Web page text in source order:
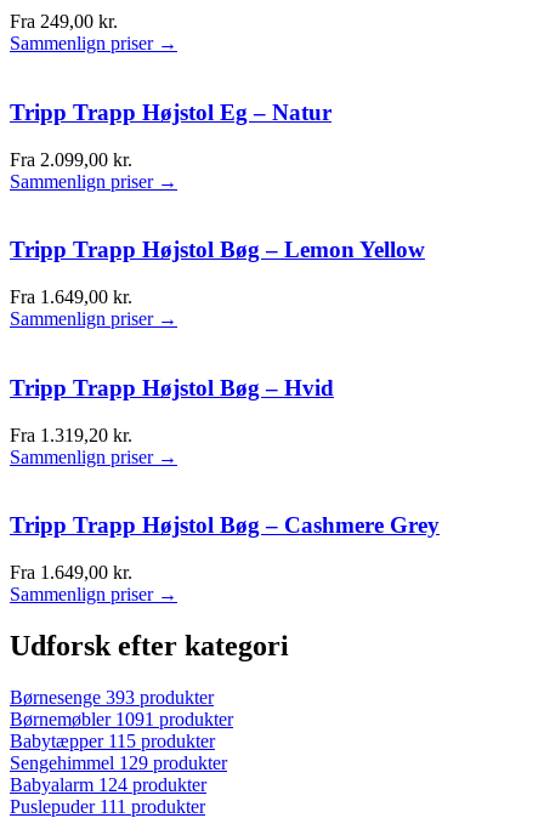
Fra 249,00 kr.
Sammenlign priser →
Tripp Trapp Højstol Eg – Natur
Fra 2.099,00 kr.
Sammenlign priser →
Tripp Trapp Højstol Bøg – Lemon Yellow
Fra 1.649,00 kr.
Sammenlign priser →
Tripp Trapp Højstol Bøg – Hvid
Fra 1.319,20 kr.
Sammenlign priser →
Tripp Trapp Højstol Bøg – Cashmere Grey
Fra 1.649,00 kr.
Sammenlign priser →
Udforsk efter kategori
Børnesenge 393 produkter
Børnemøbler 1091 produkter
Babytæpper 115 produkter
Sengehimmel 129 produkter
Babyalarm 124 produkter
Puslepuder 111 produkter